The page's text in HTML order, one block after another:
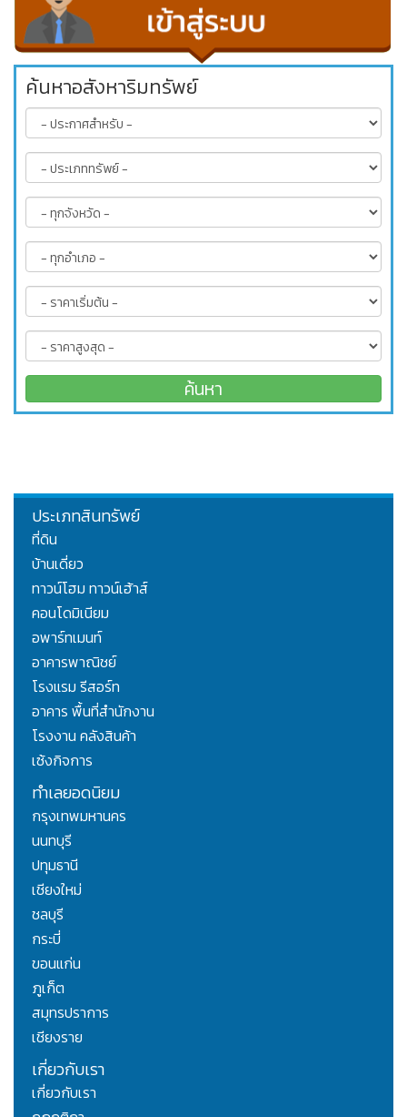
ค้นหาอสังหาริมทรัพย์
ประเภทสินทรัพย์
ที่ดิน
บ้านเดี่ยว
ทาวน์โฮม ทาวน์เฮ้าส์
คอนโดมิเนียม
อพาร์ทเมนท์
อาคารพาณิชย์
โรงแรม รีสอร์ท
อาคาร พื้นที่สำนักงาน
โรงงาน คลังสินค้า
เซ้งกิจการ
ทำเลยอดนิยม
กรุงเทพมหานคร
นนทบุรี
ปทุมธานี
เชียงใหม่
ชลบุรี
กระบี่
ขอนแก่น
ภูเก็ต
สมุทรปราการ
เชียงราย
เกี่ยวกับเรา
เกี่ยวกับเรา